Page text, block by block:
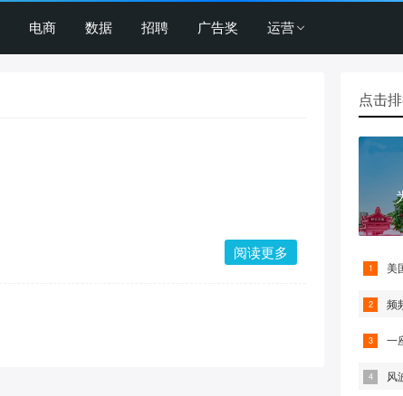
电商 数据 招聘 广告奖 运营
阅读更多
点击
美
频
一
风